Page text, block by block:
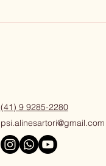
(41) 9 9285-2280
psi.alinesartori@gmail.com